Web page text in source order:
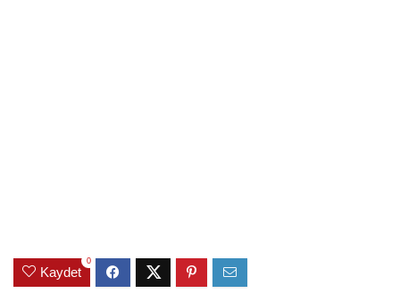
Kaydet
0